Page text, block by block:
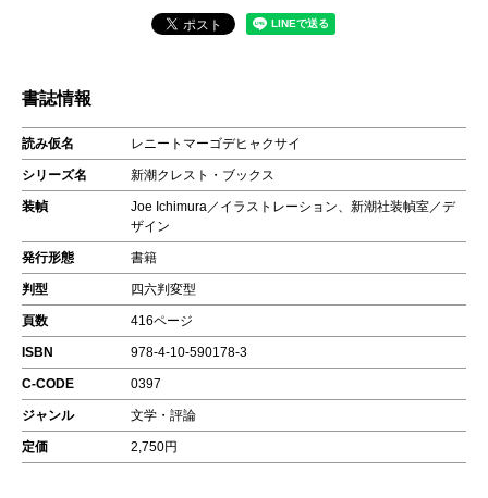
書誌情報
読み仮名 レニートマーゴデヒャクサイ
シリーズ名 新潮クレスト・ブックス
装幀
Joe Ichimura／イラストレーション、新潮社装幀室／デ
ザイン
発行形態 書籍
判型 四六判変型
頁数 416ページ
ISBN 978-4-10-590178-3
C-CODE 0397
ジャンル 文学・評論
定価 2,750円